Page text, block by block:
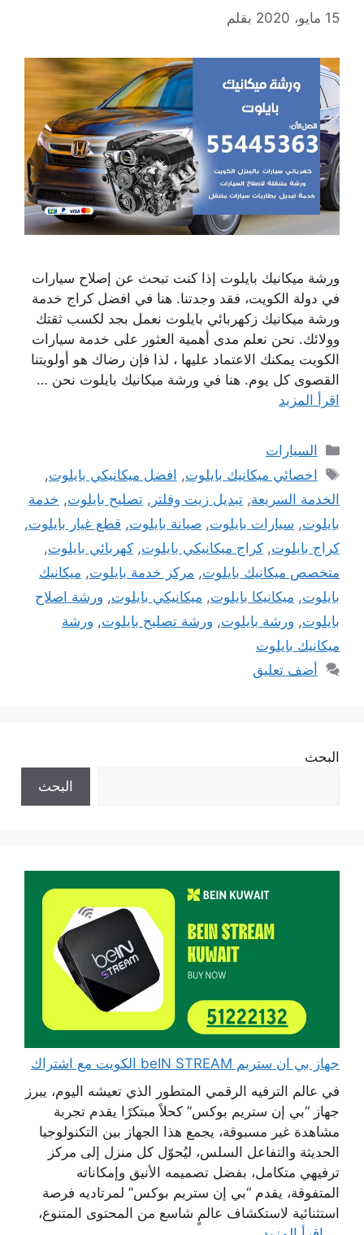
15 مايو، 2020 بقلم
ورشة ميكانيك بايلوت إذا كنت تبحث عن إصلاح سيارات
في دولة الكويت، فقد وجدتنا. هنا في افضل كراج خدمة
ورشة ميكانيك زكهربائي بايلوت نعمل بجد لكسب ثقتك
وولائك. نحن نعلم مدى أهمية العثور على خدمة سيارات
الكويت يمكنك الاعتماد عليها ، لذا فإن رضاك ​​هو أولويتنا
القصوى كل يوم. هنا في ورشة ميكانيك بايلوت نحن …
اقرأ المزيد
التصنيفات
السيارات
الوسوم
اخصائي ميكانيك بايلوت, افضل ميكانيكي بايلوت,
الخدمة السريعة, تبديل زيت وفلتر , تصليح بايلوت, خدمة
بايلوت, سيارات بايلوت, صيانة بايلوت, قطع غيار بايلوت,
كراج بايلوت, كراج ميكانيكي بايلوت, كهربائي بايلوت,
متخصص ميكانيك بايلوت, مركز خدمة بايلوت, ميكانيك
بايلوت, ميكانيكا بايلوت, ميكانيكي بايلوت, ورشة اصلاح
بايلوت, ورشة بايلوت, ورشة تصليح بايلوت, ورشة
ميكانيك بايلوت
أضف تعليق
البحث
البحث
جهاز بي ان ستريم beIN STREAM الكويت مع اشتراك
في عالم الترفيه الرقمي المتطور الذي تعيشه اليوم، يبرز
جهاز “بي إن ستريم بوكس” كحلاً مبتكرًا يقدم تجربة
مشاهدة غير مسبوقة، يجمع هذا الجهاز بين التكنولوجيا
الحديثة والتفاعل السلس، ليُحوّل كل منزل إلى مركز
ترفيهي متكامل، بفضل تصميمه الأنيق وإمكاناته
المتفوقة، يقدم “بي إن ستريم بوكس” لمرتاديه فرصة
استثنائية لاستكشاف عالمٍ شاسع من المحتوى المتنوع،